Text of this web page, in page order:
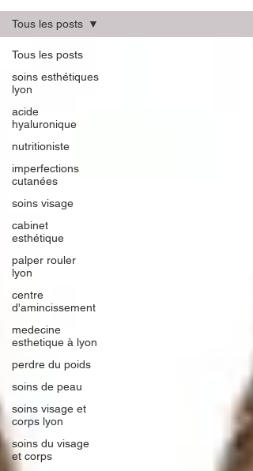
Tous les posts
soins esthétiques
lyon
acide
hyaluronique
nutritioniste
imperfections
cutanées
soins visage
cabinet
esthétique
palper rouler
lyon
centre
d'amincissement
medecine
esthetique à lyon
perdre du poids
soins de peau
soins visage et
corps lyon
soins du visage
et corps
Tous les posts